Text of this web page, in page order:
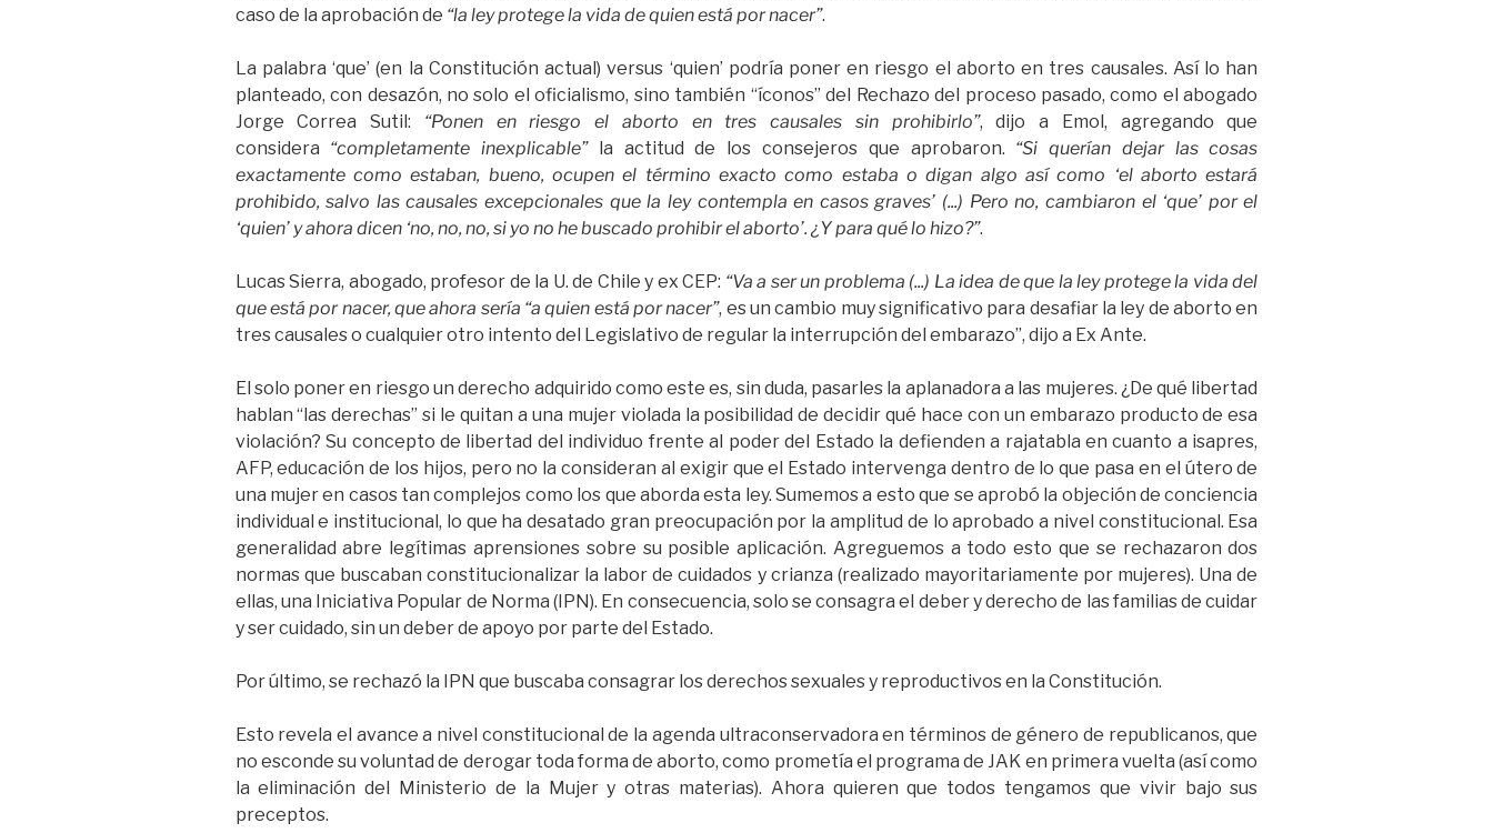
caso de la aprobación de “la ley protege la vida de quien está por nacer”.
La palabra ‘que’ (en la Constitución actual) versus ‘quien’ podría poner en riesgo el aborto en tres causales. Así lo han
planteado, con desazón, no solo el oficialismo, sino también “íconos” del Rechazo del proceso pasado, como el abogado
Jorge Correa Sutil: “Ponen en riesgo el aborto en tres causales sin prohibirlo”, dijo a Emol, agregando que
considera “completamente inexplicable”la actitud de los consejeros que aprobaron. “Si querían dejar las cosas
exactamente como estaban, bueno, ocupen el término exacto como estaba o digan algo así como ‘el aborto estará
prohibido, salvo las causales excepcionales que la ley contempla en casos graves’ (...) Pero no, cambiaron el ‘que’ por el
‘quien’ y ahora dicen ‘no, no, no, si yo no he buscado prohibir el aborto’. ¿Y para qué lo hizo?”.
Lucas Sierra, abogado, profesor de la U. de Chile y ex CEP: “Va a ser un problema (...) La idea de que la ley protege la vida del
que está por nacer, que ahora sería “a quien está por nacer”, es un cambio muy significativo para desafiar la ley de aborto en
tres causales o cualquier otro intento del Legislativo de regular la interrupción del embarazo”, dijo a Ex Ante.
El solo poner en riesgo un derecho adquirido como este es, sin duda, pasarles la aplanadora a las mujeres. ¿De qué libertad
hablan “las derechas” si le quitan a una mujer violada la posibilidad de decidir qué hace con un embarazo producto de esa
violación? Su concepto de libertad del individuo frente al poder del Estado la defienden a rajatabla en cuanto a isapres,
AFP, educación de los hijos, pero no la consideran al exigir que el Estado intervenga dentro de lo que pasa en el útero de
una mujer en casos tan complejos como los que aborda esta ley. Sumemos a esto que se aprobó la objeción de conciencia
individual e institucional, lo que ha desatado gran preocupación por la amplitud de lo aprobado a nivel constitucional. Esa
generalidad abre legítimas aprensiones sobre su posible aplicación. Agreguemos a todo esto que se rechazaron dos
normas que buscaban constitucionalizar la labor de cuidados y crianza (realizado mayoritariamente por mujeres). Una de
ellas, una Iniciativa Popular de Norma (IPN). En consecuencia, solo se consagra el deber y derecho de las familias de cuidar
y ser cuidado, sin un deber de apoyo por parte del Estado.
Por último, se rechazó la IPN que buscaba consagrar los derechos sexuales y reproductivos en la Constitución.
Esto revela el avance a nivel constitucional de la agenda ultraconservadora en términos de género de republicanos, que
no esconde su voluntad de derogar toda forma de aborto, como prometía el programa de JAK en primera vuelta (así como
la eliminación del Ministerio de la Mujer y otras materias). Ahora quieren que todos tengamos que vivir bajo sus
preceptos.